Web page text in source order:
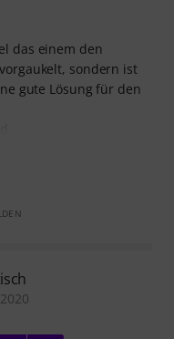
das einem den
sondern ist
gute Lösung für den